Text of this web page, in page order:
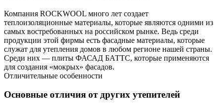
Компания ROCKWOOL много лет создает
теплоизоляционные материалы, которые являются одними из
самых востребованных на российском рынке. Ведь среди
продукции этой фирмы есть фасадные материалы, которые
служат для утепления домов в любом регионе нашей страны.
Среди них — плиты ФАСАД БАТТС, которые применяются
для создания «мокрых» фасадов.
Отличительные особенности
Основные отличия от других утепителей